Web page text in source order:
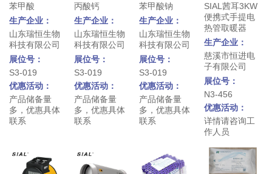
苯甲酸
生产企业：
山东瑞恒生物
科技有限公司
展位号：
S3-019
优惠活动：
产品储备量
多，优惠具体
联系
丙酸钙
生产企业：
山东瑞恒生物
科技有限公司
展位号：
S3-019
优惠活动：
产品储备量
多，优惠具体
联系
苯甲酸钠
生产企业：
山东瑞恒生物
科技有限公司
展位号：
S3-019
优惠活动：
产品储备量
多，优惠具体
联系
SIAL茜耳3KW
便携式手提电
热管取暖器
生产企业：
慈溪市恒进电
子有限公司
展位号：
N3-456
优惠活动：
详情请咨询工
作人员